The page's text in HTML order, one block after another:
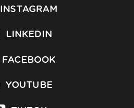
INSTAGRAM
LINKEDIN
FACEBOOK
YOUTUBE